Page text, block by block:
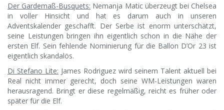
Der Gardemaß-Busquets: Nemanja Matic überzeugt bei Chelsea
in voller Hinsicht und hat es darum auch in unseren
Adventskalender geschafft. Der Serbe ist enorm unterschätzt,
seine Leistungen bringen ihn eigentlich schon in die Nähe der
ersten Elf. Sein fehlende Nominierung für die Ballon D’Or 23 ist
eigentlich skandalös.
Di Stefano Lite: James Rodriguez wird seinem Talent aktuell bei
Real nicht immer gerecht, doch seine WM-Leistungen waren
herausragend. Bringt er diese regelmäßig, reicht es früher oder
später für die Elf.